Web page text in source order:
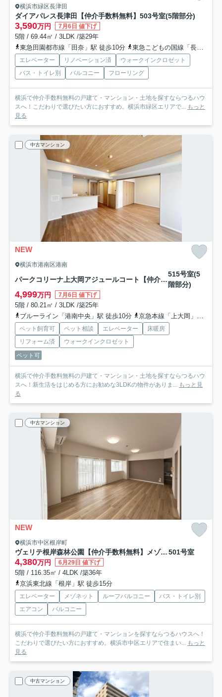
横浜市緑区長津田
ダイアパレス長津田【仲介手数料無料】 503号室(5階部分)
3,590万円 7月6日 値下げ
5階 / 69.44㎡ / 3LDK /築29年
東急田園都市線「田奈」駅 徒歩10分
東急こどもの国線「長津田」駅 徒歩12分
エレベーター リノベーション済
ウォークインクロゼット
バス・トイレ別
バルコニー フローリング
横浜で仲介手数料無料の戸建て・マンション・土地を探すならつるハウ
スへ！こだわりで選びたい方におすすめ。横浜市緑区エリアで... もっと
見る
中古マンション
NEW
横浜市港南区港南
パークコリーナ上大岡アジュールコート【仲介手数料無料】ペット可♪
515号室(5
階部分)
4,999万円 7月6日 値下げ
5階 / 80.21㎡ / 3LDK /築25年
ブルーライン「港南中央」駅 徒歩10分
京急本線「上大岡」駅 徒歩17分
ペット飼育可 ペット相談 エレベーター
床暖房
リフォーム済
ウォークインクロゼット
ペット可
横浜で仲介手数料無料の戸建て・マンション・土地を探すならつるハウ
スへ！新生活をはじめる方にお勧めな3LDKの物件がありま... もっと見
る
中古マンション
NEW
横浜市中区根岸町
ヴェリテ根岸森林公園【仲介手数料無料】メゾネットタイプ 501号室
4,380万円 6月29日 値下げ
5階 / 116.35㎡ / 4LDK /築36年
京浜東北線「根岸」駅 徒歩15分
エレベーター メゾネット ルーフバルコニー
バス・トイレ別
エアコン
バルコニー
横浜で仲介手数料無料の戸建て・マンションを探すならつるハウスへ！
こだわりで選びたい方におすすめ。横浜市中区エリアで住まい... もっと
見る
中古マンション